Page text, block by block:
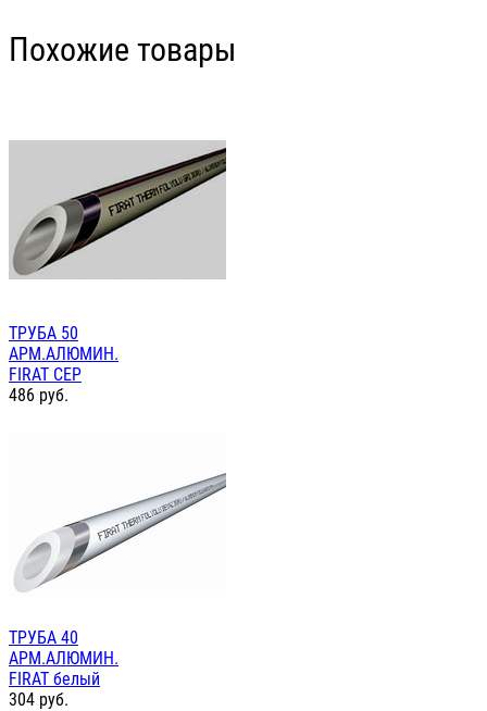
Похожие товары
ТРУБА 50
АРМ.АЛЮМИН.
FIRAT СЕР
486 руб.
ТРУБА 40
АРМ.АЛЮМИН.
FIRAT белый
304 руб.